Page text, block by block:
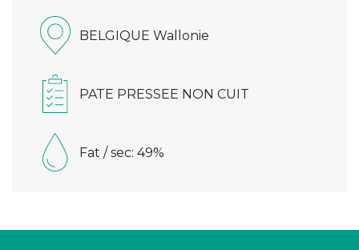
BELGIQUE Wallonie
PATE PRESSEE NON CUIT
Fat / sec: 49%